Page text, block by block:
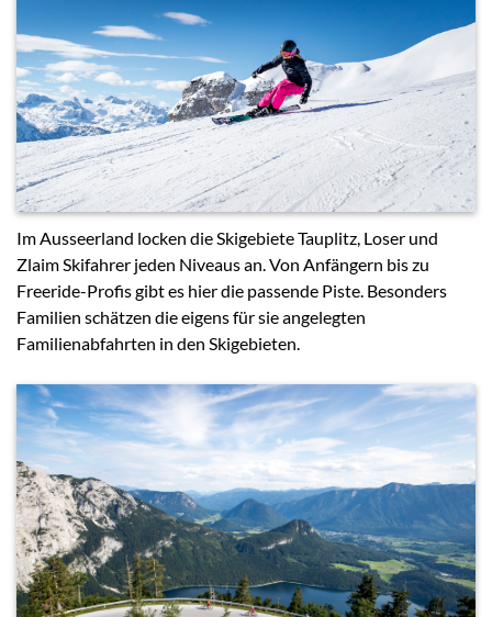
Im Ausseerland locken die Skigebiete Tauplitz, Loser und
Zlaim Skifahrer jeden Niveaus an. Von Anfängern bis zu
Freeride-Profis gibt es hier die passende Piste. Besonders
Familien schätzen die eigens für sie angelegten
Familienabfahrten in den Skigebieten.